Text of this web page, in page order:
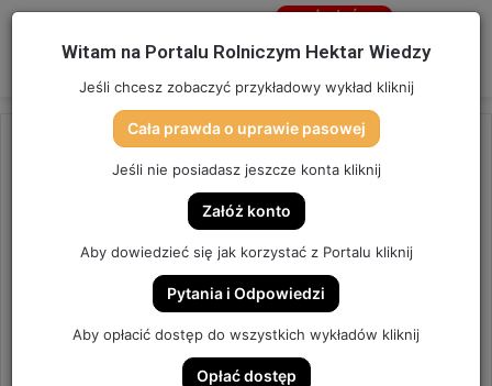
Menu
Jesteś
Strona główna/OSTATNIO DODANE
ZIMOWO-WIOSENNE
NAWOŻENIE OBORNIKIEM POD
UPRAWY JARE. | ODCINEK 310
Witam na Portalu Rolniczym Hektar Wiedzy
Jeśli chcesz zobaczyć przykładowy wykład kliknij
Cała prawda o uprawie pasowej
Jeśli nie posiadasz jeszcze konta kliknij
Załóż konto
Aby dowiedzieć się jak korzystać z Portalu kliknij
Pytania i Odpowiedzi
Aby opłacić dostęp do wszystkich wykładów kliknij
Opłać dostęp